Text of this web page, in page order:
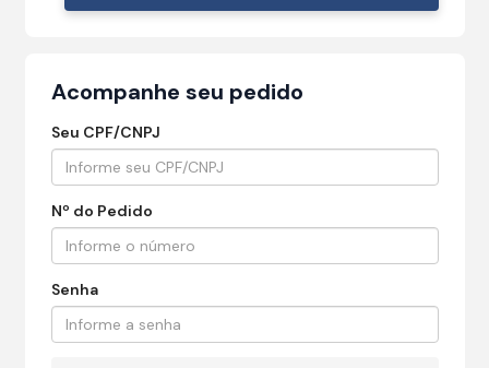
Acompanhe seu pedido
Seu CPF/CNPJ
Nº do Pedido
Senha